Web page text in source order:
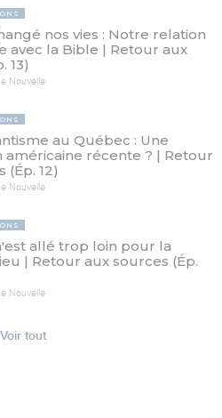
nos vies : Notre relation
avec la Bible | Retour aux
13)
Nouvelle
au Québec : Une
récente ? | Retour
(Ép. 12)
Nouvelle
allé trop loin pour la
| Retour aux sources (Ép.
Nouvelle
Voir tout